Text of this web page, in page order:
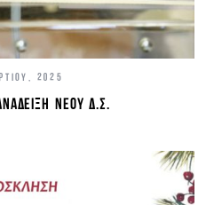
2025
ΝΈΟΥ Δ.Σ.